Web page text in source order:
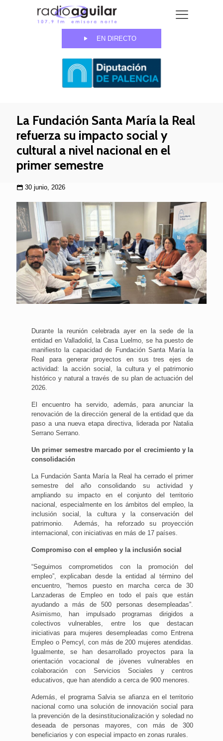
EN DIRECTO
La Fundación Santa María la Real
refuerza su impacto social y
cultural a nivel nacional en el
primer semestre
30 junio, 2026
Durante la reunión celebrada ayer en la sede de la
entidad en Valladolid, la Casa Luelmo, se ha puesto de
manifiesto la capacidad de Fundación Santa María la
Real para generar proyectos en sus tres ejes de
actividad: la acción social, la cultura y el patrimonio
histórico y natural a través de su plan de actuación del
2026.
El encuentro ha servido, además, para anunciar la
renovación de la dirección general de la entidad que da
paso a una nueva etapa directiva, liderada por Natalia
Serrano Serrano.
Un primer semestre marcado por el crecimiento y la
consolidación
La Fundación Santa María la Real ha cerrado el primer
semestre del año consolidando su actividad y
ampliando su impacto en el conjunto del territorio
nacional, especialmente en los ámbitos del empleo, la
inclusión social, la cultura y la conservación del
patrimonio. Además, ha reforzado su proyección
internacional, con iniciativas en más de 17 países.
Compromiso con el empleo y la inclusión social
“Seguimos comprometidos con la promoción del
empleo”, explicaban desde la entidad al término del
encuentro, “hemos puesto en marcha cerca de 30
Lanzaderas de Empleo en todo el país que están
ayudando a más de 500 personas desempleadas”.
Asimismo, han impulsado programas dirigidos a
colectivos vulnerables, entre los que destacan
iniciativas para mujeres desempleadas como Entrena
Empleo o Pemcyl, con más de 200 mujeres atendidas.
Igualmente, se han desarrollado proyectos para la
orientación vocacional de jóvenes vulnerables en
colaboración con Servicios Sociales y centros
educativos, que han atendido a cerca de 900 menores.
Además, el programa Salvia se afianza en el territorio
nacional como una solución de innovación social para
la prevención de la desinstitucionalización y soledad no
deseada de personas mayores, con más de 300
beneficiarios y con especial impacto en zonas rurales.